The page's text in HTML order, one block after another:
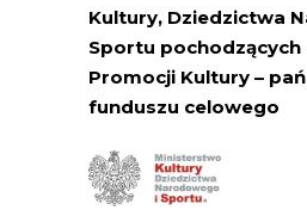
Kultury, Dziedzictwa
Sportu pochodzących
Promocji Kultury –
funduszu celowego